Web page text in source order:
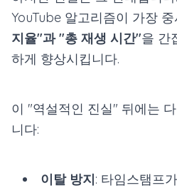
YouTube 알고리즘이 가장
지율"과 "총 재생 시간"을 간
하게 향상시킵니다.
이 "역설적인 진실" 뒤에는
니다:
이탈 방지: 타임스탬프